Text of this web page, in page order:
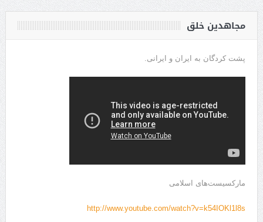
مجاهدین خلق
پشت کردگان به ایران و ایرانی.
مارکسیست‌های اسلامی
http://www.youtube.com/watch?v=k54IOKl1l8s